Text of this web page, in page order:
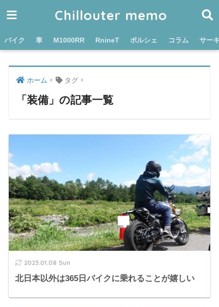
Chillouter memo
バイク 車 M1000RR RnineT ポルシェ コラム サー
ホーム タグ
「装備」の記事一覧
2023.01.08 Sun
北日本以外は365日バイクに乗れることが嬉しい